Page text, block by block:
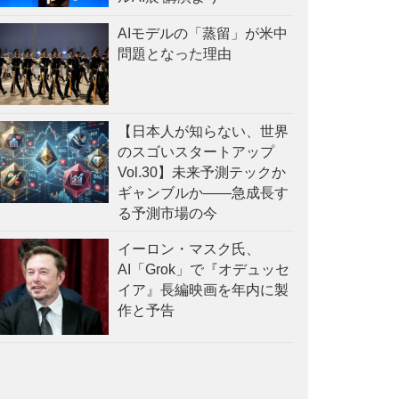
AIモデルの「蒸留」が米中
問題となった理由
【日本人が知らない、世界
のスゴいスタートアップ
Vol.30】未来予測テックか
ギャンブルか——急成長す
る予測市場の今
イーロン・マスク氏、
AI「Grok」で『オデュッセ
イア』長編映画を年内に製
作と予告